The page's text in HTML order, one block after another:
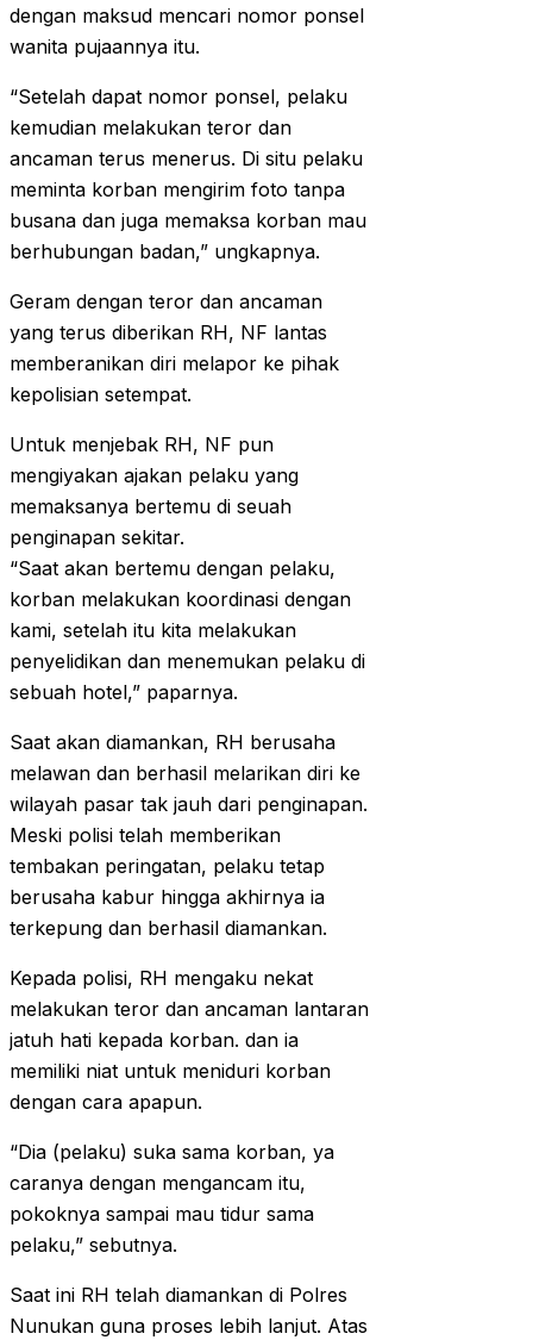
dengan maksud mencari nomor ponsel
wanita pujaannya itu.
“Setelah dapat nomor ponsel, pelaku
kemudian melakukan teror dan
ancaman terus menerus. Di situ pelaku
meminta korban mengirim foto tanpa
busana dan juga memaksa korban mau
berhubungan badan,” ungkapnya.
Geram dengan teror dan ancaman
yang terus diberikan RH, NF lantas
memberanikan diri melapor ke pihak
kepolisian setempat.
Untuk menjebak RH, NF pun
mengiyakan ajakan pelaku yang
memaksanya bertemu di seuah
penginapan sekitar.
“Saat akan bertemu dengan pelaku,
korban melakukan koordinasi dengan
kami, setelah itu kita melakukan
penyelidikan dan menemukan pelaku di
sebuah hotel,” paparnya.
Saat akan diamankan, RH berusaha
melawan dan berhasil melarikan diri ke
wilayah pasar tak jauh dari penginapan.
Meski polisi telah memberikan
tembakan peringatan, pelaku tetap
berusaha kabur hingga akhirnya ia
terkepung dan berhasil diamankan.
Kepada polisi, RH mengaku nekat
melakukan teror dan ancaman lantaran
jatuh hati kepada korban. dan ia
memiliki niat untuk meniduri korban
dengan cara apapun.
“Dia (pelaku) suka sama korban, ya
caranya dengan mengancam itu,
pokoknya sampai mau tidur sama
pelaku,” sebutnya.
Saat ini RH telah diamankan di Polres
Nunukan guna proses lebih lanjut. Atas